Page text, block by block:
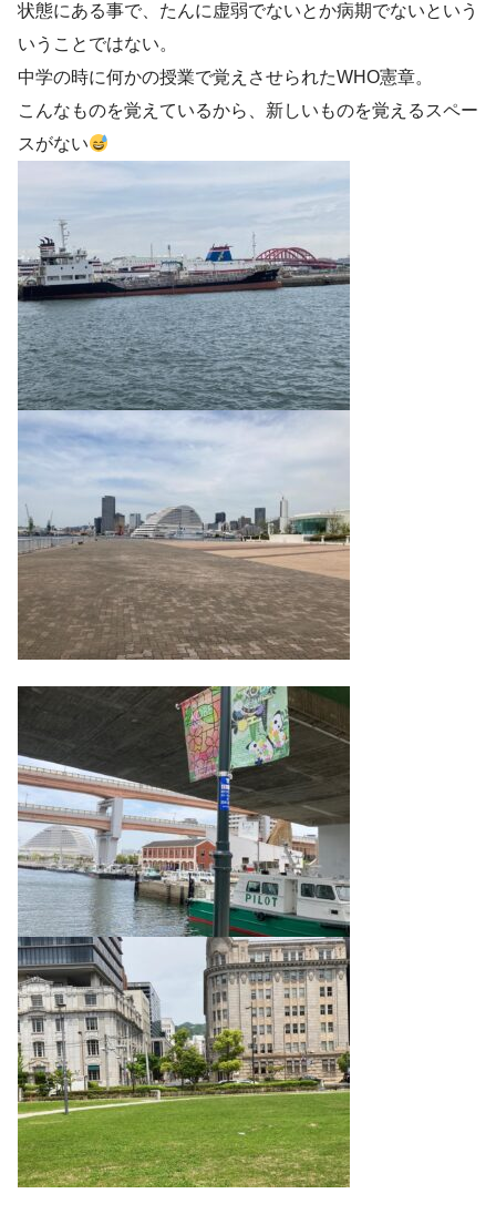
状態にある事で、たんに虚弱でないとか病期でないという
いうことではない。
中学の時に何かの授業で覚えさせられたWHO憲章。
こんなものを覚えているから、新しいものを覚えるスペー
スがない